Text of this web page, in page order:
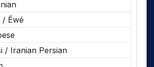
/ Éwé
/ Iranian Persian